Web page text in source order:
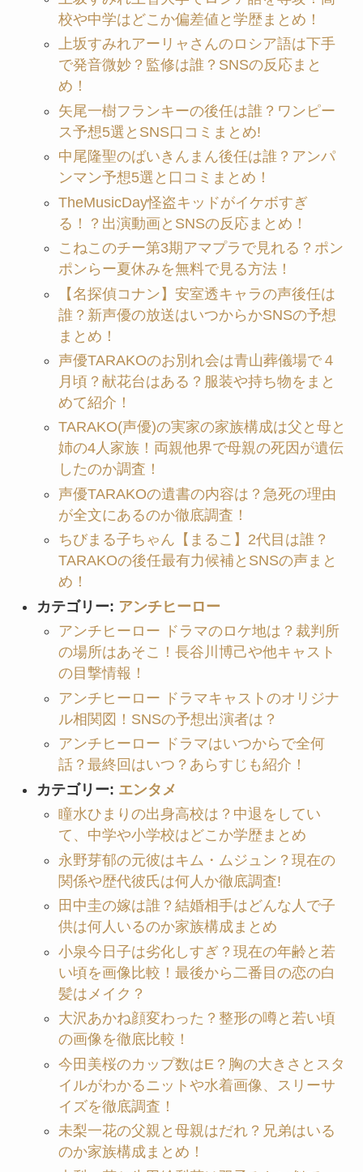
校や中学はどこか偏差値と学歴まとめ！
上坂すみれアーリャさんのロシア語は下手
で発音微妙？監修は誰？SNSの反応まと
め！
矢尾一樹フランキーの後任は誰？ワンピー
ス予想5選とSNS口コミまとめ!
中尾隆聖のばいきんまん後任は誰？アンパ
ンマン予想5選と口コミまとめ！
TheMusicDay怪盗キッドがイケボすぎ
る！？出演動画とSNSの反応まとめ！
こねこのチー第3期アマプラで見れる？ポン
ポンらー夏休みを無料で見る方法！
【名探偵コナン】安室透キャラの声後任は
誰？新声優の放送はいつからかSNSの予想
まとめ！
声優TARAKOのお別れ会は青山葬儀場で４
月頃？献花台はある？服装や持ち物をまと
めて紹介！
TARAKO(声優)の実家の家族構成は父と母と
姉の4人家族！両親他界で母親の死因が遺伝
したのか調査！
声優TARAKOの遺書の内容は？急死の理由
が全文にあるのか徹底調査！
ちびまる子ちゃん【まるこ】2代目は誰？
TARAKOの後任最有力候補とSNSの声まと
め！
カテゴリー: アンチヒーロー
アンチヒーロー ドラマのロケ地は？裁判所
の場所はあそこ！長谷川博己や他キャスト
の目撃情報！
アンチヒーロー ドラマキャストのオリジナ
ル相関図！SNSの予想出演者は？
アンチヒーロー ドラマはいつからで全何
話？最終回はいつ？あらすじも紹介！
カテゴリー: エンタメ
瞳水ひまりの出身高校は？中退をしてい
て、中学や小学校はどこか学歴まとめ
永野芽郁の元彼はキム・ムジュン？現在の
関係や歴代彼氏は何人か徹底調査!
田中圭の嫁は誰？結婚相手はどんな人で子
供は何人いるのか家族構成まとめ
小泉今日子は劣化しすぎ？現在の年齢と若
い頃を画像比較！最後から二番目の恋の白
髪はメイク？
大沢あかね顔変わった？整形の噂と若い頃
の画像を徹底比較！
今田美桜のカップ数はE？胸の大きさとスタ
イルがわかるニットや水着画像、スリーサ
イズを徹底調査！
未梨一花の父親と母親はだれ？兄弟はいる
のか家族構成まとめ！